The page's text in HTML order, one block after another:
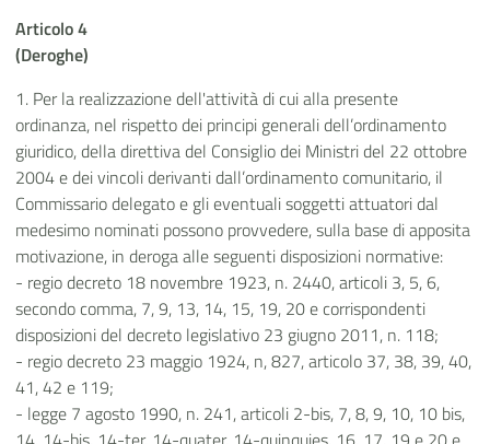
Articolo 4
(Deroghe)
1. Per la realizzazione dell'attività di cui alla presente
ordinanza, nel rispetto dei principi generali dell’ordinamento
giuridico, della direttiva del Consiglio dei Ministri del 22 ottobre
2004 e dei vincoli derivanti dall’ordinamento comunitario, il
Commissario delegato e gli eventuali soggetti attuatori dal
medesimo nominati possono provvedere, sulla base di apposita
motivazione, in deroga alle seguenti disposizioni normative:
- regio decreto 18 novembre 1923, n. 2440, articoli 3, 5, 6,
secondo comma, 7, 9, 13, 14, 15, 19, 20 e corrispondenti
disposizioni del decreto legislativo 23 giugno 2011, n. 118;
- regio decreto 23 maggio 1924, n, 827, articolo 37, 38, 39, 40,
41, 42 e 119;
- legge 7 agosto 1990, n. 241, articoli 2-bis, 7, 8, 9, 10, 10 bis,